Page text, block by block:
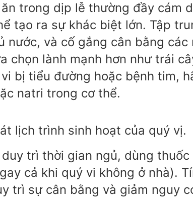
trong dịp lễ thường đầy cám
tạo ra sự khác biệt lớn. Tập
nước, và cố gắng cân bằng
chọn lành mạnh hơn như trái
bị tiểu đường hoặc bệnh tim,
natri trong cơ thể.
lịch trình sinh hoạt của quý vị.
trì thời gian ngủ, dùng
cả khi quý vi không ở nhà).
trì sự cân bằng và giảm nguy